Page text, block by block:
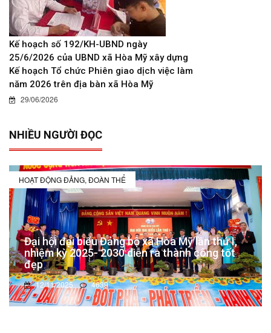
Kế hoạch số 192/KH-UBND ngày
25/6/2026 của UBND xã Hòa Mỹ xây dựng
Kế hoạch Tổ chức Phiên giao dịch việc làm
năm 2026 trên địa bàn xã Hòa Mỹ
29/06/2026
NHIỀU NGƯỜI ĐỌC
HOẠT ĐỘNG ĐẢNG, ĐOÀN THỂ
Đại hội đại biểu Đảng bộ xã Hòa Mỹ lần thứ I,
nhiệm kỳ 2025- 2030 diễn ra thành công tốt
đẹp
12/11/2025 4639